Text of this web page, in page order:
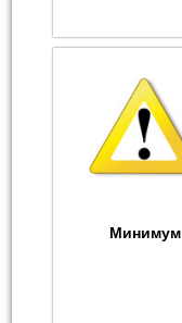
Минимум